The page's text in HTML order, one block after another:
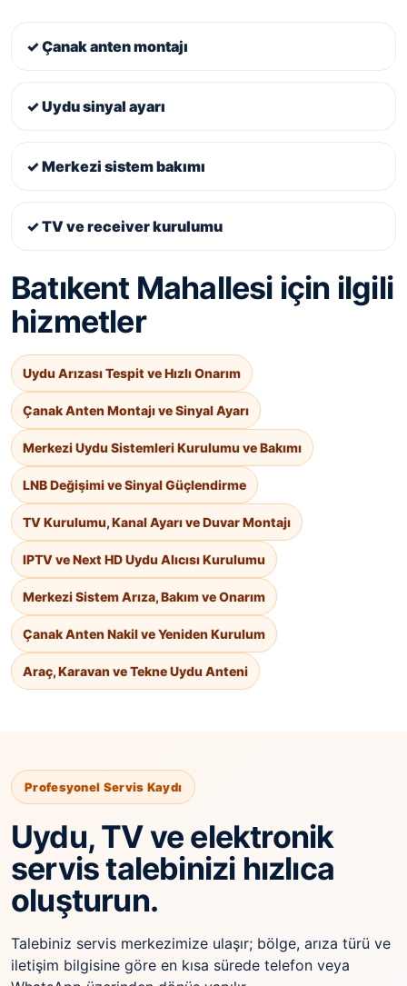
✓ Çanak anten montajı
✓ Uydu sinyal ayarı
✓ Merkezi sistem bakımı
✓ TV ve receiver kurulumu
Batıkent Mahallesi için ilgili
hizmetler
Uydu Arızası Tespit ve Hızlı Onarım
Çanak Anten Montajı ve Sinyal Ayarı
Merkezi Uydu Sistemleri Kurulumu ve Bakımı
LNB Değişimi ve Sinyal Güçlendirme
TV Kurulumu, Kanal Ayarı ve Duvar Montajı
IPTV ve Next HD Uydu Alıcısı Kurulumu
Merkezi Sistem Arıza, Bakım ve Onarım
Çanak Anten Nakil ve Yeniden Kurulum
Araç, Karavan ve Tekne Uydu Anteni
Profesyonel Servis Kaydı
Uydu, TV ve elektronik
servis talebinizi hızlıca
oluşturun.
Talebiniz servis merkezimize ulaşır; bölge, arıza türü ve
iletişim bilgisine göre en kısa sürede telefon veya